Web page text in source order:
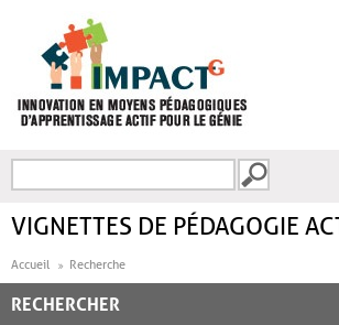
FORMULAIRE DE
VIGNETTES DE PÉDAGOGIE
Accueil Recherche
RECHERCHER